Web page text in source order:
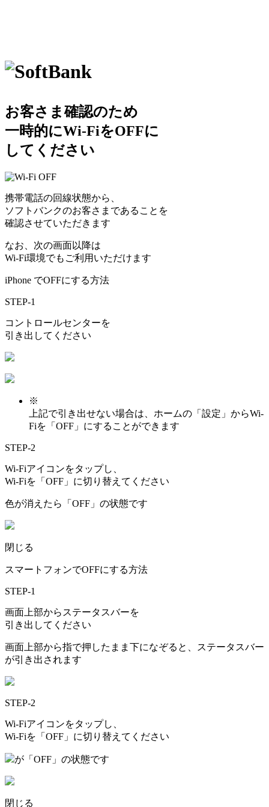
お客さま確認のため
一時的にWi-FiをOFFに
してください
携帯電話の回線状態から、
ソフトバンクのお客さまであることを
確認させていただきます
なお、次の画面以降は
Wi-Fi環境でもご利用いただけます
iPhone でOFFにする方法
STEP-1
コントロールセンターを
引き出してください
※
上記で引き出せない場合は、ホームの「設定」からWi-
Fiを「OFF」にすることができます
STEP-2
Wi-Fiアイコンをタップし、
Wi-Fiを「OFF」に切り替えてください
色が消えたら「OFF」の状態です
閉じる
スマートフォンでOFFにする方法
STEP-1
画面上部からステータスバーを
引き出してください
画面上部から指で押したまま下になぞると、ステータスバー
が引き出されます
STEP-2
Wi-Fiアイコンをタップし、
Wi-Fiを「OFF」に切り替えてください
が「OFF」の状態です
閉じる